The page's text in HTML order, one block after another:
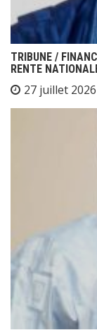
TRIBUNE /
RENTE
27 juillet 2026